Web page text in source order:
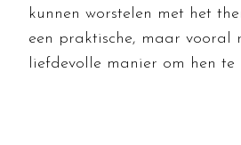
kunnen worstelen met het
een praktische, maar vooral
liefdevolle manier om hen te